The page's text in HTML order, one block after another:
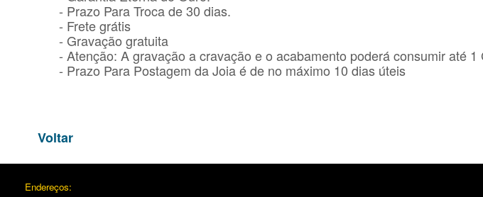
- Prazo Para Troca de 30 dias.
- Frete grátis
- Gravação gratuita
- Atenção: A gravação a cravação e o acabamento poderá consumir até 1
- Prazo Para Postagem da Joia é de no máximo 10 dias úteis
Voltar
Endereços: